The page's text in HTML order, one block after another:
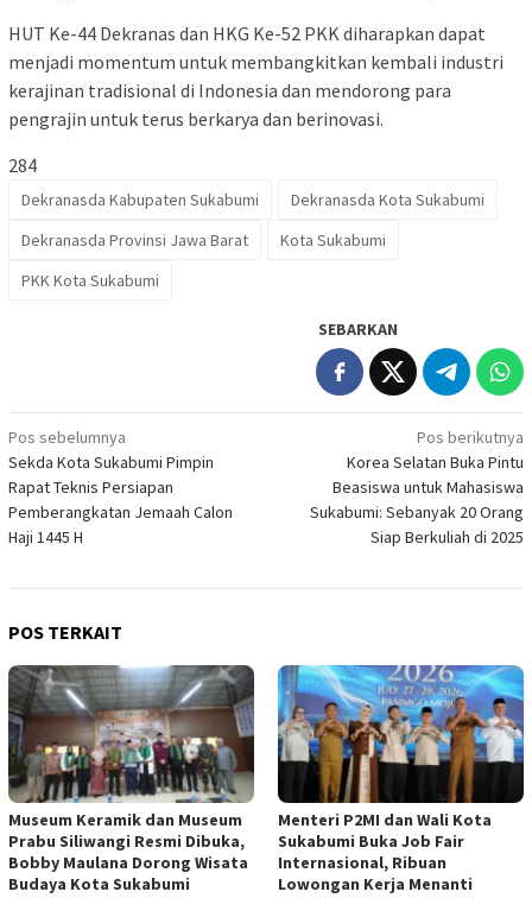
HUT Ke-44 Dekranas dan HKG Ke-52 PKK diharapkan dapat
menjadi momentum untuk membangkitkan kembali industri
kerajinan tradisional di Indonesia dan mendorong para
pengrajin untuk terus berkarya dan berinovasi.
284
Dekranasda Kabupaten Sukabumi
Dekranasda Kota Sukabumi
Dekranasda Provinsi Jawa Barat
Kota Sukabumi
PKK Kota Sukabumi
SEBARKAN
Navigasi
pos
Pos sebelumnya
Sekda Kota Sukabumi Pimpin
Rapat Teknis Persiapan
Pemberangkatan Jemaah Calon
Haji 1445 H
Pos berikutnya
Korea Selatan Buka Pintu
Beasiswa untuk Mahasiswa
Sukabumi: Sebanyak 20 Orang
Siap Berkuliah di 2025
POS TERKAIT
Museum Keramik dan Museum
Prabu Siliwangi Resmi Dibuka,
Bobby Maulana Dorong Wisata
Budaya Kota Sukabumi
Menteri P2MI dan Wali Kota
Sukabumi Buka Job Fair
Internasional, Ribuan
Lowongan Kerja Menanti